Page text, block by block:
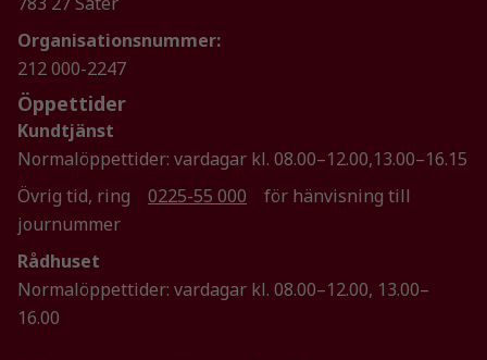
Organisationsnummer:
212 000-2247
Öppettider
Kundtjänst
Normalöppettider: vardagar kl. 08.00–12.00,13.00–16.15
Övrig tid, ring
0225-55 000
för hänvisning till
journummer
Rådhuset
Normalöppettider: vardagar kl. 08.00–12.00, 13.00–
16.00